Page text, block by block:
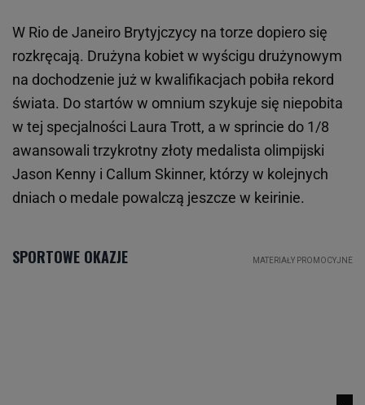
W Rio de Janeiro Brytyjczycy na torze dopiero się
rozkręcają. Drużyna kobiet w wyścigu drużynowym
na dochodzenie już w kwalifikacjach pobiła rekord
świata. Do startów w omnium szykuje się niepobita
w tej specjalności Laura Trott, a w sprincie do 1/8
awansowali trzykrotny złoty medalista olimpijski
Jason Kenny i Callum Skinner, którzy w kolejnych
dniach o medale powalczą jeszcze w keirinie.